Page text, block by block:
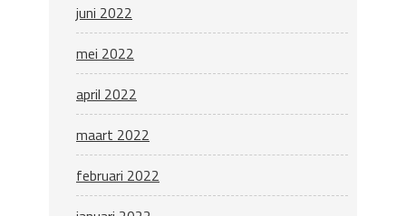
juni 2022
mei 2022
april 2022
maart 2022
februari 2022